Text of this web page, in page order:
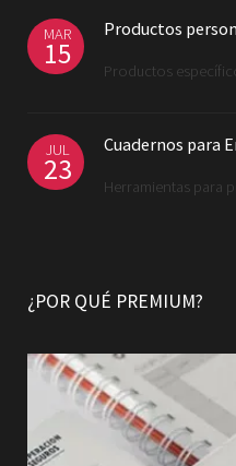
MAR
15
Productos
Productos
JUL
23
Cuadernos para
Herramientas para
¿POR QUÉ PREMIUM?